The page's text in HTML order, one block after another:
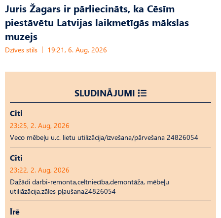
Juris Žagars ir pārliecināts, ka Cēsīm
piestāvētu Latvijas laikmetīgās mākslas
muzejs
Dzīves stils 19:21, 6. Aug, 2026
SLUDINĀJUMI
Citi
23:25, 2. Aug, 2026
Veco mēbeļu u.c. lietu utilizācija/izvešana/pārvešana 24826054
Citi
23:22, 2. Aug, 2026
Dažādi darbi-remonta,celtniecība,demontāža, mēbeļu
utiliāzācija,zāles pļaušana24826054
Īrē